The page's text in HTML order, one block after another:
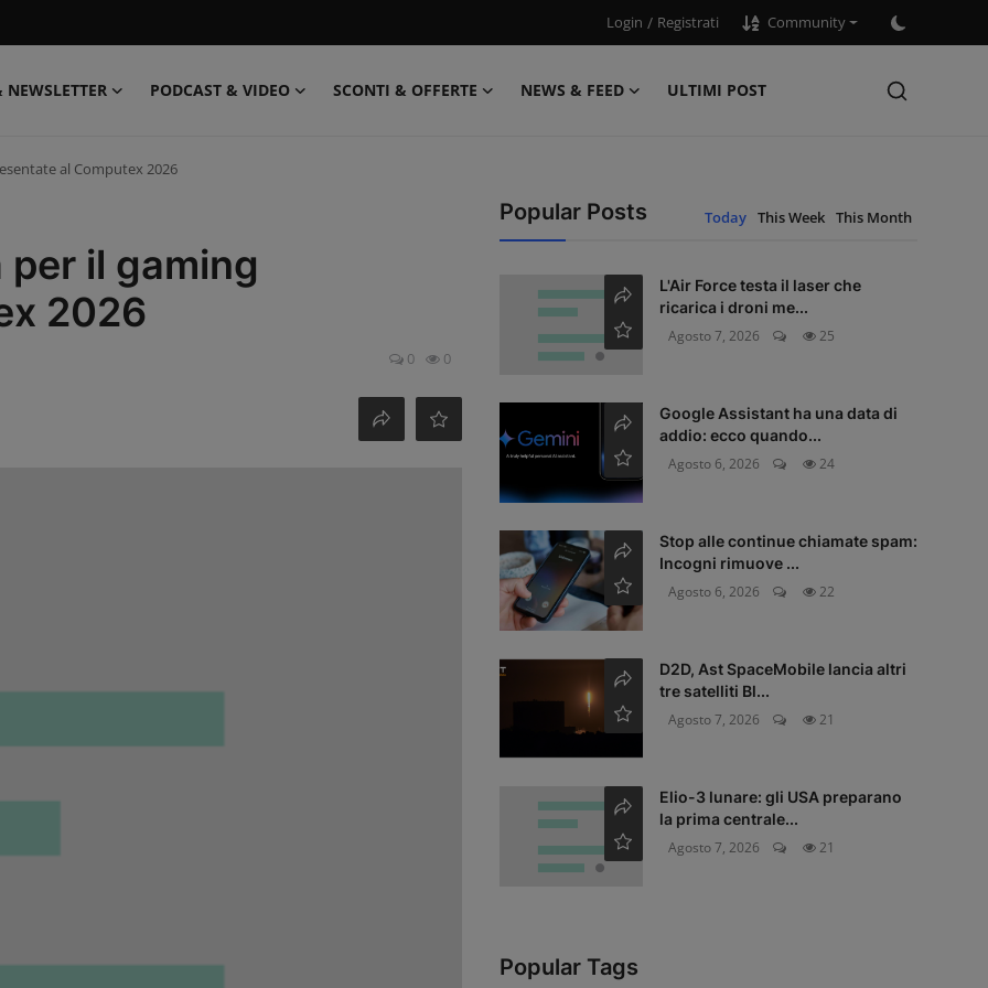
Login / Registrati Community
NEWSLETTER PODCAST & VIDEO SCONTI & OFFERTE NEWS & FEED
ULTIMI POST
al Computex 2026
il gaming
2026
0 0
Popular Posts Today This Week This Month
L'Air Force testa il laser che
ricarica i droni me...
Agosto 7, 2026
25
Google Assistant ha una data di
addio: ecco quando...
Agosto 6, 2026
24
Stop alle continue chiamate spam:
Incogni rimuove ...
Agosto 6, 2026
22
D2D, Ast SpaceMobile lancia altri
tre satelliti Bl...
Agosto 7, 2026
21
Elio-3 lunare: gli USA preparano
la prima centrale...
Agosto 7, 2026
21
Popular Tags